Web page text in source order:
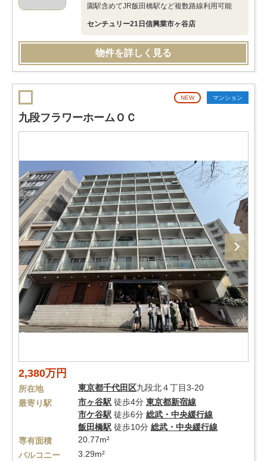
園駅含めてJR飯田橋駅など複数路線利用可能
センチュリー21日信興業市ヶ谷店
物件を詳しく見る
NEW マンション
九段フラワーホームＯＣ
2,380万円
所在地 東京都千代田区九段北４丁目3-20
最寄り駅
市ヶ谷駅 徒歩4分 東京都新宿線
市ケ谷駅 徒歩6分 総武・中央緩行線
飯田橋駅 徒歩10分 総武・中央緩行線
専有面積
20.77m²
バルコニー
3.29m²